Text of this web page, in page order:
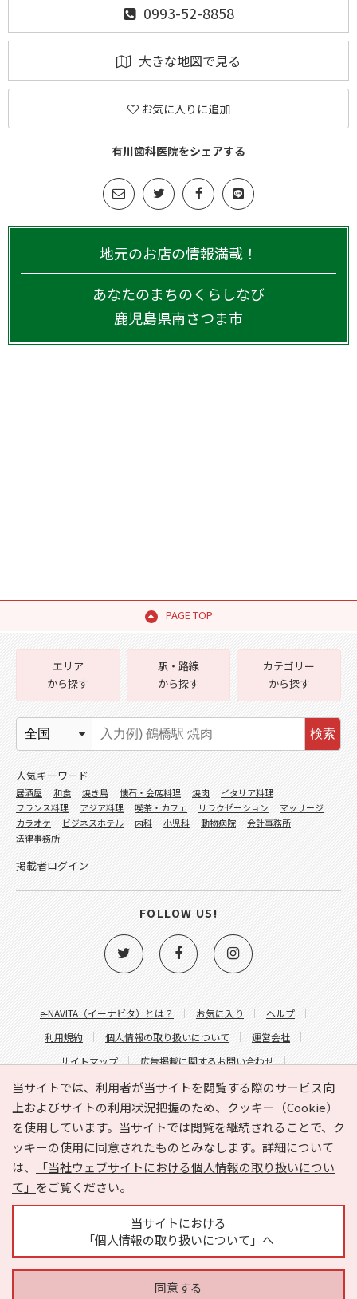
0993-52-8858
大きな地図で見る
お気に入りに追加
有川歯科医院をシェアする
地元のお店の情報満載！
あなたのまちのくらしなび
鹿児島県南さつま市
PAGE TOP
当サイトでは、利用者が当サイトを閲覧する際のサービス向
上およびサイトの利用状況把握のため、クッキー（Cookie）
を使用しています。当サイトでは閲覧を継続されることで、ク
ッキーの使用に同意されたものとみなします。詳細について
は、
「当社ウェブサイトにおける個人情報の取り扱いについ
て」 をご覧ください。
当サイトにおける
「個人情報の取り扱いについて」へ
同意する
e-NAVITA（イーナビタ）とは？ お気に入り
ヘルプ
利用規約
個人情報の取り扱いについて
運営会社
サイトマップ
広告掲載に関するお問い合わせ
サイトの内容に関するお問い合わせ
エリア
から探す
駅・路線
から探す
カテゴリー
から探す
検索
人気キーワード
居酒屋 和食 焼き鳥 懐石・会席料理 焼肉
イタリア料理
フランス料理
アジア料理 喫茶・カフェ リラクゼーション
マッサージ
カラオケ
ビジネスホテル 内科 小児科 動物病院
会計事務所
法律事務所
掲載者ログイン
FOLLOW US!
Copyright © HYOJITO.Co.,Ltd. All Rights Reserved.